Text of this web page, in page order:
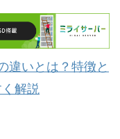
違いとは？特徴と
解説